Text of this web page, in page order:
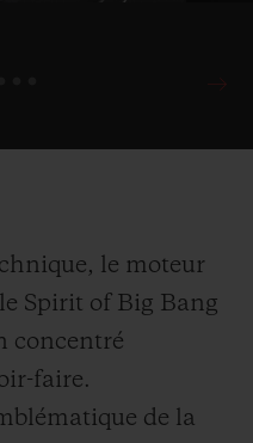
le moteur
Spirit of Big Bang
concentré
faire.
de la